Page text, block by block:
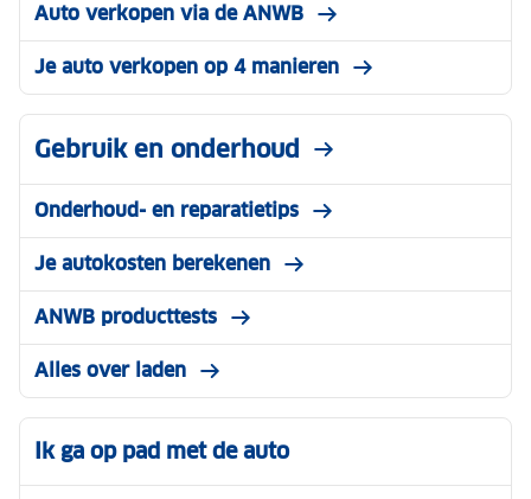
Auto verkopen via de ANWB
Je auto verkopen op 4 manieren
Gebruik en onderhoud
Onderhoud- en reparatietips
Je autokosten berekenen
ANWB producttests
Alles over laden
Ik ga op pad met de auto